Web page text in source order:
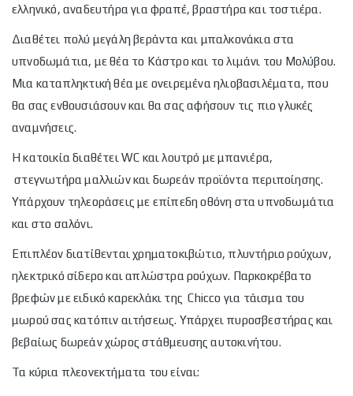
ελληνικό, αναδευτήρα για φραπέ, βραστήρα και τοστιέρα.
Διαθέτει πολύ μεγάλη βεράντα και μπαλκονάκια στα
υπνοδωμάτια, με θέα το Κάστρο και το λιμάνι του Μολύβου.
Μια καταπληκτική θέα με ονειρεμένα ηλιοβασιλέματα, που
θα σας ενθουσιάσουν και θα σας αφήσουν τις πιο γλυκές
αναμνήσεις.
Η κατοικία διαθέτει WC και λουτρό με μπανιέρα,
στεγνωτήρα μαλλιών και δωρεάν προϊόντα περιποίησης.
Υπάρχουν τηλεοράσεις με επίπεδη οθόνη στα υπνοδωμάτια
και στο σαλόνι.
Επιπλέον διατίθενται χρηματοκιβώτιο, πλυντήριο ρούχων,
ηλεκτρικό σίδερο και απλώστρα ρούχων. Παρκοκρέβατο
βρεφών με ειδικό καρεκλάκι της Chicco για τάισμα του
μωρού σας κατόπιν αιτήσεως. Υπάρχει πυροσβεστήρας και
βεβαίως δωρεάν χώρος στάθμευσης αυτοκινήτου.
Τα κύρια πλεονεκτήματα του είναι: